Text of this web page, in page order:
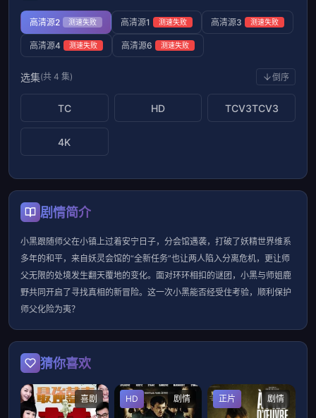
高清源2 测速失败 高清源1 测速失败 高清源3 测速失败
高清源4 测速失败 高清源6 测速失败
选集(共 4 集) 倒序
TC HD TCV3TCV3
4K
剧情简介
小黑跟随师父在小镇上过着安宁日子，分会馆遇袭，打破了妖精世界维系
多年的和平，来自妖灵会馆的“全新任务”也让两人陷入分离危机，更让师
父无限的处境发生翻天覆地的变化。面对环环相扣的谜团，小黑与师姐鹿
野共同开启了寻找真相的新冒险。这一次小黑能否经受住考验，顺利保护
师父化险为夷？
猜你喜欢
喜剧 剧情
HD 剧情
正片